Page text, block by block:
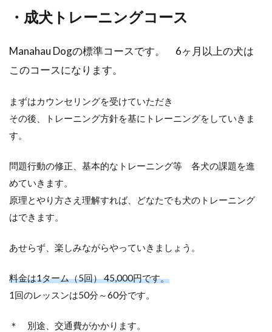
・成犬トレーニングコース
Manahau Dogの標準コースです。 6ヶ月以上の犬は
このコースになります。
まずはカウンセリングを受けていただき
その後、トレーニング方針を基にトレーニングをしていきま
す。
問題行動の修正、基本的なトレーニング等 各犬の課題を進
めていきます。
原理とやり方さえ理解すれば、どなたでも犬のトレーニング
はできます。
あせらず、楽しみながらやっていきましょう。
料金は1ターム（5回） 45,000円です。
1回のレッスンは50分～60分です。
＊ 別途、交通費がかかります。